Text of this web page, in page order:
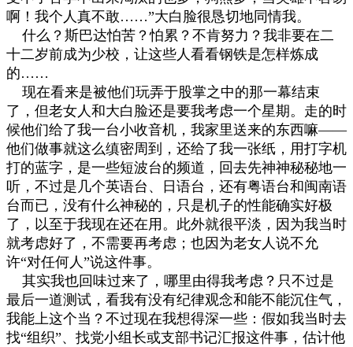
啊！我个人真不敢……”大白脸很恳切地同情我。
什么？斯巴达怕苦？怕累？不肯努力？我非要在二
十二岁前成为少校，让这些人看看钢铁是怎样炼成
的……
现在看来是被他们玩弄于股掌之中的那一幕结束
了，但老女人和大白脸还是要我考虑一个星期。走的时
候他们给了我一台小收音机，我家里送来的东西嘛——
他们做事就这么缜密周到，还给了我一张纸，用打字机
打的蓝字，是一些短波台的频道，回去先神神秘秘地一
听，不过是几个英语台、日语台，还有粤语台和闽南语
台而已，没有什么神秘的，只是机子的性能确实好极
了，以至于我现在还在用。此外就很平淡，因为我当时
就考虑好了，不需要再考虑；也因为老女人说不允
许“对任何人 ”说这件事。
其实我也回味过来了，哪里由得我考虑？只不过是
最后一道测试，看我有没有纪律观念和能不能沉住气，
我能上这个当？不过现在我想得深一些：假如我当时去
找“组织”、找党小组长或支部书记汇报这件事，估计他